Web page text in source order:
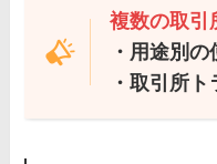
複数の取引
・用途別
・取引所